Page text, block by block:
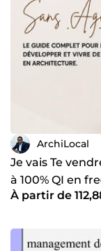
ArchiLocal
Je vais Te
à 100% QI en
À partir de